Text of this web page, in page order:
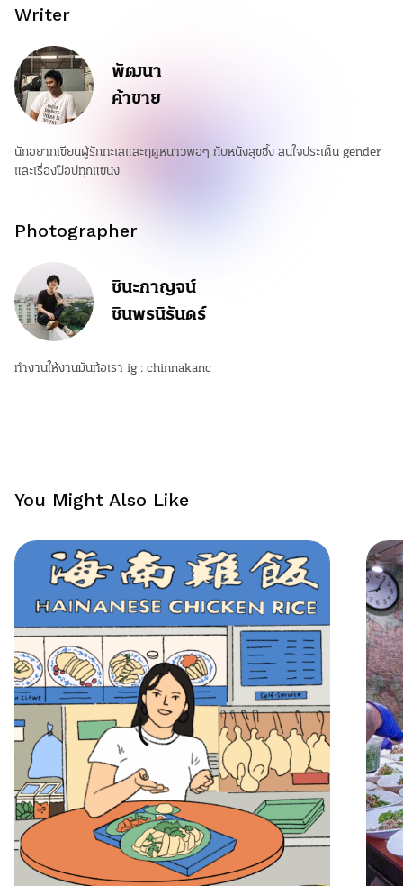
Writer
พัฒนา
ค้าขาย
นักอยากเขียนผู้รักทะเลและฤดูหนาวพอๆ กับหนังสุขซึ้ง สนใจประเด็น gender
และเรื่องป๊อปทุกแขนง
Photographer
ชินะกาญจน์
ชินพรนิรันดร์
ทำงานให้งานมันท้อเรา ig : chinnakanc
You Might Also Like